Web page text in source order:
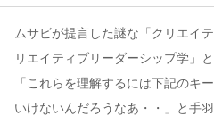
ムサビが提言した謎な「クリエイ
リエイティブリーダーシップ学」
「これらを理解するには下記のキ
いけないんだろうなあ・・」と手
このサイトについて
運営会社
お問い合わせ